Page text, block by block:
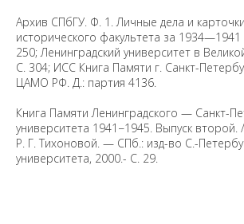
Архив СПбГУ. Ф. 1. Личные дела и
исторического факультета за 1934—1941
250; Ленинградский университет в
С. 304; ИСС Книга Памяти г. Санкт-
ЦАМО РФ. Д.: партия 4136.
Книга Памяти Ленинградского — Санкт-
университета 1941−1945. Выпуск второй.
Р. Г. Тихоновой. — СПб.: изд-во С.-
университета, 2000.- С. 29.